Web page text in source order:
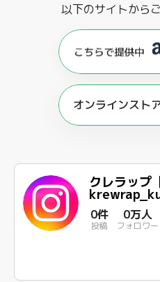
以下のサイトから
オンラインスト
クレラップ
0件
投稿
0万人
フォロワー